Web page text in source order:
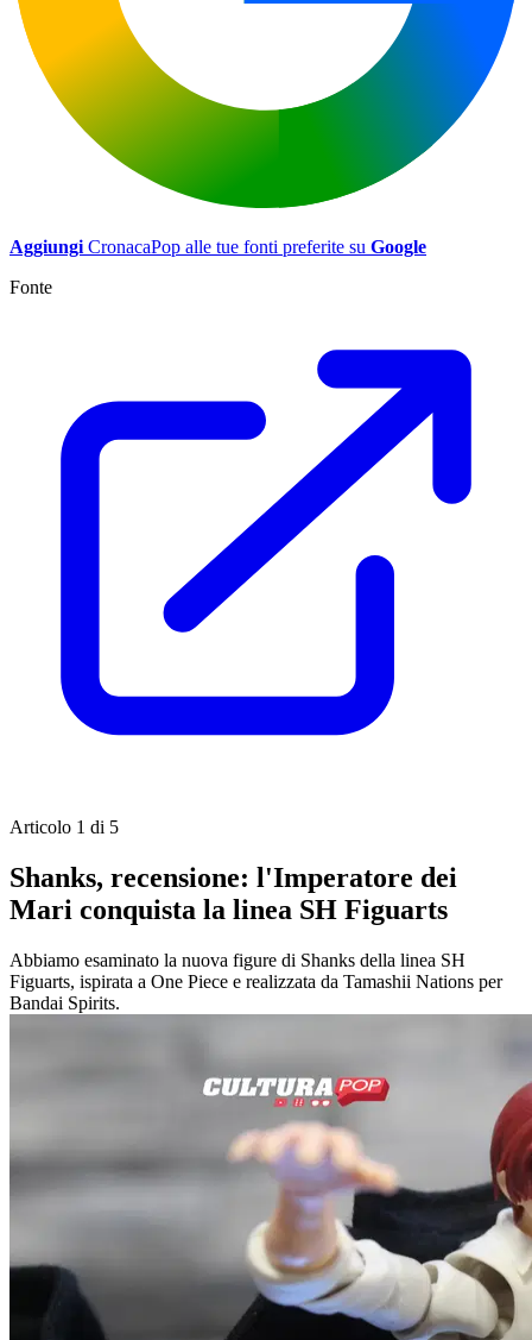
Aggiungi CronacaPop alle tue fonti preferite su Google
Fonte
Articolo 1 di 5
Shanks, recensione: l'Imperatore dei
Mari conquista la linea SH Figuarts
Abbiamo esaminato la nuova figure di Shanks della linea SH
Figuarts, ispirata a One Piece e realizzata da Tamashii Nations per
Bandai Spirits.